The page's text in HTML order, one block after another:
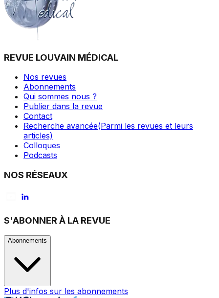
REVUE LOUVAIN MÉDICAL
Nos revues
Abonnements
Qui sommes nous ?
Publier dans la revue
Contact
Recherche avancée(Parmi les revues et leurs
articles)
Colloques
Podcasts
NOS RÉSEAUX
S'ABONNER À LA REVUE
Abonnements
Plus d'infos sur les abonnements